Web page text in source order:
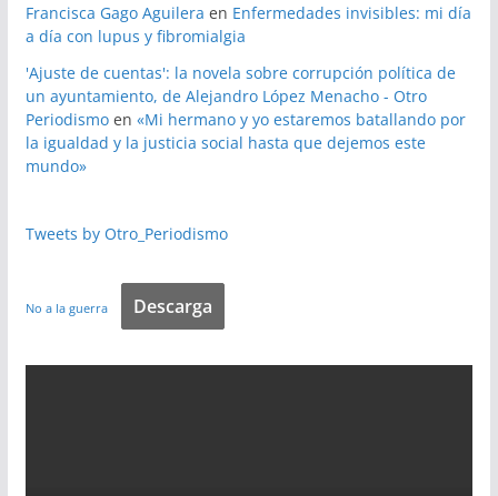
Francisca Gago Aguilera en Enfermedades invisibles: mi día
a día con lupus y fibromialgia
'Ajuste de cuentas': la novela sobre corrupción política de
un ayuntamiento, de Alejandro López Menacho - Otro
Periodismoen «Mi hermano y yo estaremos batallando por
la igualdad y la justicia social hasta que dejemos este
mundo»
Tweets by Otro_Periodismo
No a la guerra Descarga